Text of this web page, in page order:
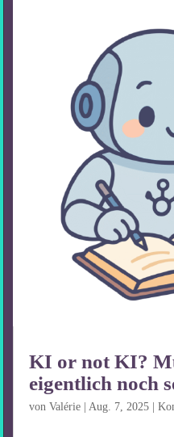
KI or not KI?
eigentlich noch
vonValérie | Aug. 7, 2025 |